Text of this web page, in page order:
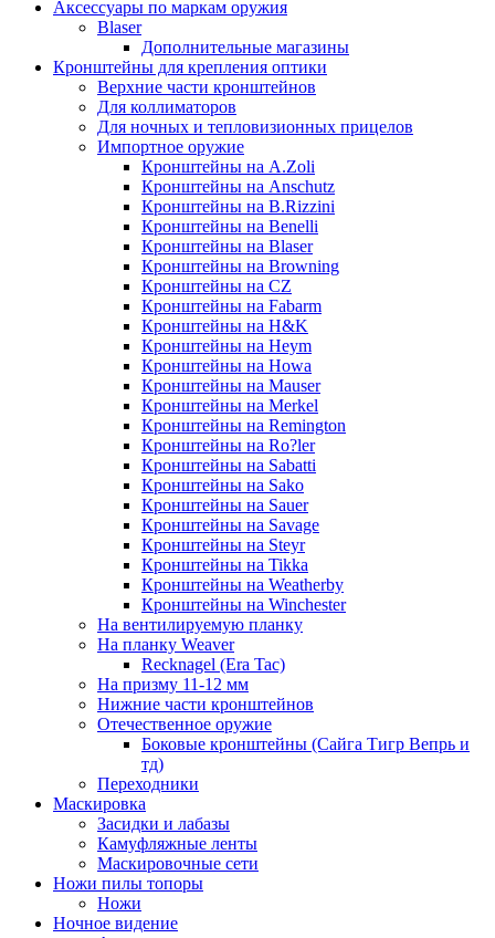
Аксессуары по маркам оружия
Blaser
Дополнительные магазины
Кронштейны для крепления оптики
Верхние части кронштейнов
Для коллиматоров
Для ночных и тепловизионных прицелов
Импортное оружие
Кронштейны на A.Zoli
Кронштейны на Anschutz
Кронштейны на B.Rizzini
Кронштейны на Benelli
Кронштейны на Blaser
Кронштейны на Browning
Кронштейны на CZ
Кронштейны на Fabarm
Кронштейны на H&K
Кронштейны на Heym
Кронштейны на Howa
Кронштейны на Mauser
Кронштейны на Merkel
Кронштейны на Remington
Кронштейны на Ro?ler
Кронштейны на Sabatti
Кронштейны на Sako
Кронштейны на Sauer
Кронштейны на Savage
Кронштейны на Steyr
Кронштейны на Tikka
Кронштейны на Weatherby
Кронштейны на Winchester
На вентилируемую планку
На планку Weaver
Recknagel (Era Tac)
На призму 11-12 мм
Нижние части кронштейнов
Отечественное оружие
Боковые кронштейны (Сайга Тигр Вепрь и
тд)
Переходники
Маскировка
Засидки и лабазы
Камуфляжные ленты
Маскировочные сети
Ножи пилы топоры
Ножи
Ночное видение